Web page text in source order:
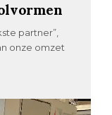
partner”,
onze omzet